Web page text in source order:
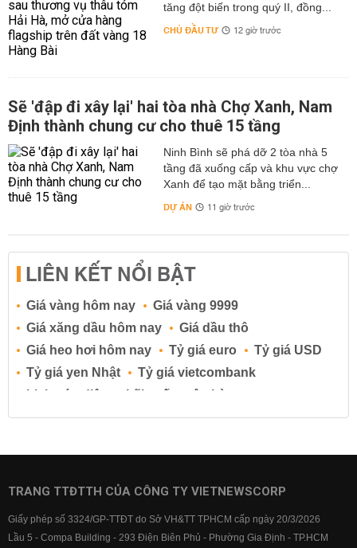
tăng đột biến trong quý II, đồng...
CHỦ ĐẦU TƯ 12 giờ trước
Sẽ 'đập đi xây lại' hai tòa nhà Chợ Xanh, Nam
Định thành chung cư cho thuê 15 tầng
Ninh Bình sẽ phá dỡ 2 tòa nhà 5
tầng đã xuống cấp và khu vực chợ
Xanh để tạo mặt bằng triển...
DỰ ÁN 11 giờ trước
LIÊN KẾT NỔI BẬT
Giá vàng hôm nay
Giá vàng 9999
Giá xăng dầu hôm nay
Giá dầu thô
Giá heo hơi hôm nay
Tỷ giá euro
Tỷ giá USD
Tỷ giá yen Nhật
Tỷ giá vietcombank
Lịch cúp điện
Lãi suất ngân hàng
Lãi suất tiết kiệm
Lãi suất tiền gửi
Lãi suất ngân hàng BIDV
Lãi suất ngân hàng Vietcombank
TRANG TTĐTTH CỦA CÔNG TY VIETNEWSCORP
Giấy phép số 3324/GP-TTĐT do Sở VH&TT TPHCM cấp ngày 20/3/2026
Lầu 5 - Compa Building - 293 Điện Biên Phủ - Phường Gia Định - TP.HCM